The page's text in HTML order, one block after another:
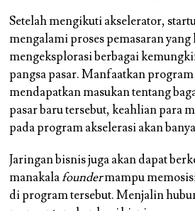
Setelah mengikuti akselerator,
mengalami proses pemasaran
mengeksplorasi berbagai
pangsa pasar. Manfaatkan
mendapatkan masukan tentang
pasar baru tersebut, keahlian para
pada program akselerasi akan
Jaringan bisnis juga akan dapat
manakalafoundermampu
di program tersebut. Menjalin